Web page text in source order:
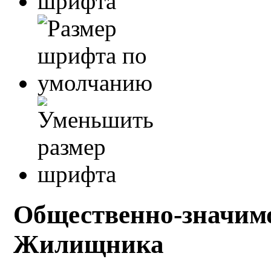
Общественно-
Жилищника